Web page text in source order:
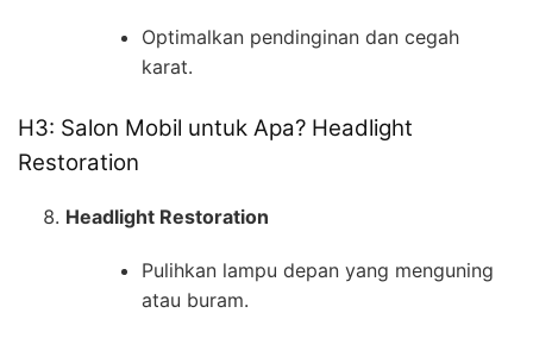
Optimalkan pendinginan dan cegah
karat.
H3: Salon Mobil untuk Apa? Headlight
Restoration
Headlight Restoration
Pulihkan lampu depan yang menguning
atau buram.